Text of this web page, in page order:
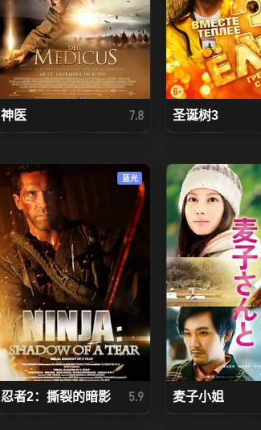
神医 7.8 圣诞树3
蓝光
忍者2：撕裂的暗影 5.9 麦子小姐